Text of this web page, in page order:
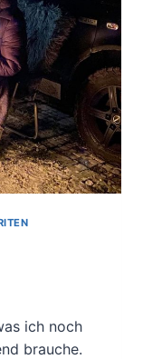
ich noch
brauche.